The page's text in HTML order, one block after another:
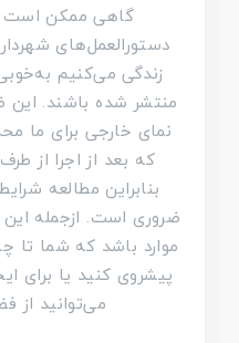
گاهی ممکن است
دستورالعمل‌های
زندگی می‌کنیم
منتشر شده باشند.
نمای خارجی برای ما
که بعد از اجرا از
بنابراین مطالعه
ضروری است. ازجمله این
موارد باشد که شما تا چه
پیشروی کنید یا برای
می‌توانید از